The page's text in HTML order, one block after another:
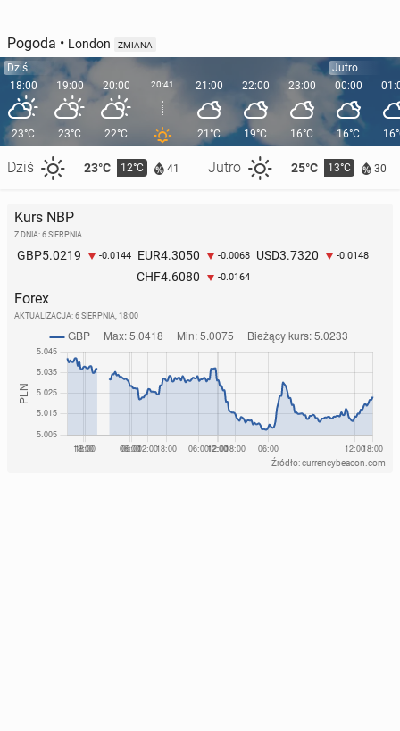
Pogoda • London ZMIANA
Dziś
18:00
23°C
Dziś 23°C 12°C 41 Jutro 25°C 13°C 30
19:00
23°C
20:00
22°C
20:41 21:00
21°C
22:00
19°C
23:00
16°C
Jutro
00:00
16°C
Kurs NBP
Z DNIA: 6 SIERPNIA
GBP5.0219 -0.0144 EUR4.3050 -0.0068 USD3.7320 -0.0148
CHF4.6080 -0.0164
Forex
AKTUALIZACJA: 6 SIERPNIA, 18:00
Źródło: currencybeacon.com